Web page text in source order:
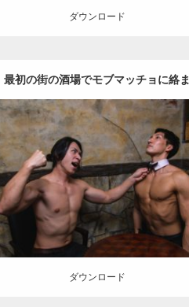
ダウンロード
最初の街の酒場でモブマッチョに絡ま
れる駆け出し冒険者マッチョ
Update:
2021.07.8
Category:バーのマッチョ AKIHITO(細
マッチョ) SOSUKE 腹筋 大胸筋 殴られ
マッチョ
ダウンロード
ダウンロード